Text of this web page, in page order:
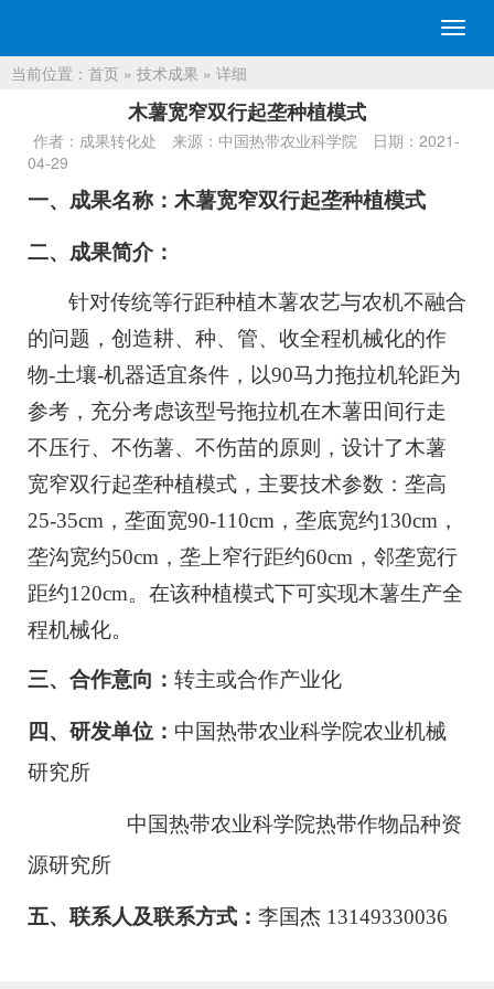
切
换
当前位置： 首页 » 技术成果 » 详细
木薯宽窄双行起垄种植模式
作者：成果转化处 来源：中国热带农业科学院
日期：2021-
04-29
一、 成果名称： 木薯宽窄双行起垄种植模式
二、 成果简介：
针对传统等行距种植木薯农艺与农机不融合
的问题，创造耕、种、管、收全程机械化的作
物-土壤-机器适宜条件，以90马力拖拉机轮距为
参考，充分考虑该型号拖拉机在木薯田间行走
不压行、不伤薯、不伤苗的原则，设计了木薯
宽窄双行起垄种植模式，主要技术参数：垄高
25-35cm，垄面宽90-110cm，垄底宽约130cm，
垄沟宽约50cm，垄上窄行距约60cm，邻垄宽行
距约120cm。在该种植模式下可实现木薯生产全
程机械化。
三、合作意向： 转主或合作产业化
四、研发单位： 中国热带农业科学院农业机械
研究所
中国热带农业科学院热带作物品种资
源研究所
五、联系人及联系方式： 李国杰 13149330036